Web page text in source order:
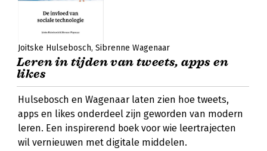
Joitske Hulsebosch Sibrenne Wagenaar
Leren in tijden van tweets, apps en
likes
Hulsebosch en Wagenaar laten zien hoe tweets,
apps en likes onderdeel zijn geworden van modern
leren. Een inspirerend boek voor wie leertrajecten
wil vernieuwen met digitale middelen.